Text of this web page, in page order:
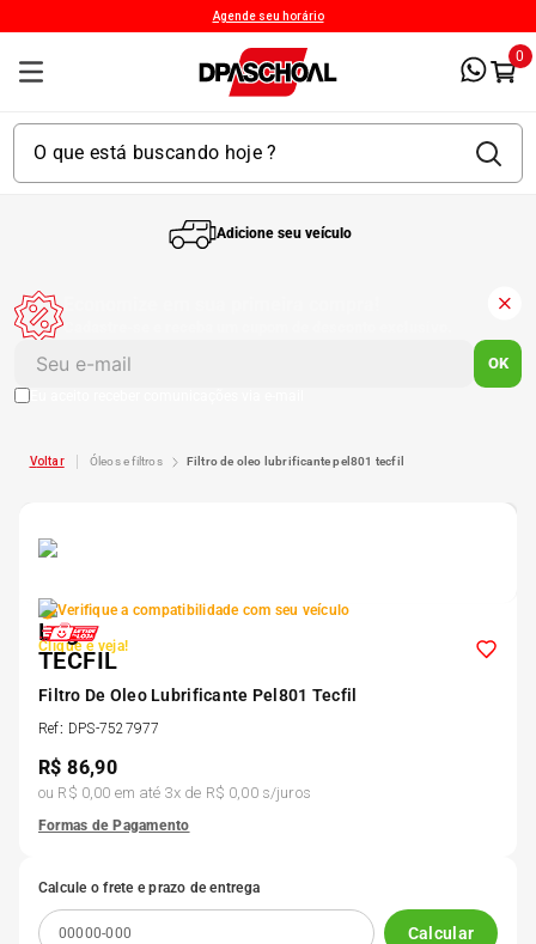
Agende seu horário
0
Adicione seu veículo
OK
óleos e filtros filtro de oleo lubrificante pel801 tecfil
Verifique a compatibilidade com seu veículo
Clique e veja!
Filtro De Oleo Lubrificante Pel801 Tecfil
Ref: DPS-7527977
R$86,90
ou R$ 0,00 em até 3x de R$ 0,00s/juros
Formas de Pagamento
Calcule o frete e prazo de entrega
Calcular
2 º Kit Pneu
6º 185 65r15
8º 205 55r16
10º 175 65 14